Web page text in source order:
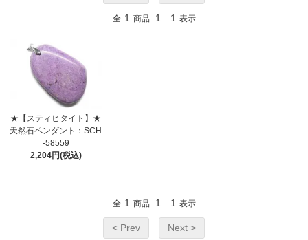
全 1 商品 1 - 1 表示
★【スティヒタイト】★
天然石ペンダント：SCH
-58559
2,204円(税込)
全 1 商品 1 - 1 表示
< Prev Next >